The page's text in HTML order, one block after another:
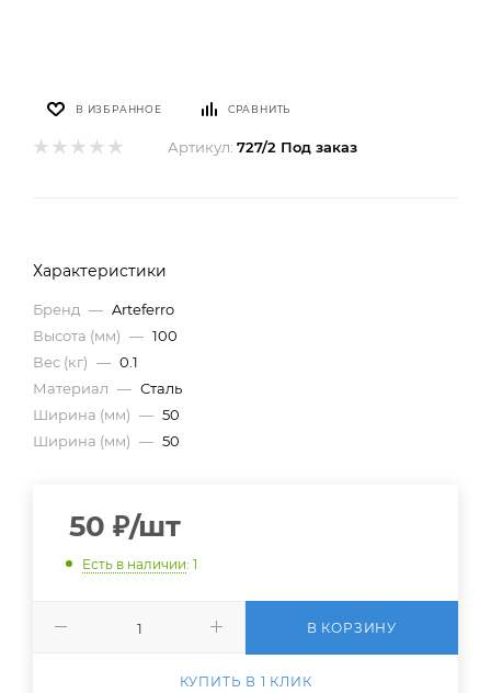
В ИЗБРАННОЕ СРАВНИТЬ
Артикул: 727/2 Под заказ
Характеристики
Бренд — Arteferro
Высота (мм) — 100
Вес (кг) — 0.1
Материал — Сталь
Ширина (мм) — 50
Ширина (мм) — 50
50 ₽/шт
Есть в наличии: 1
В КОРЗИНУ
КУПИТЬ В 1 КЛИК